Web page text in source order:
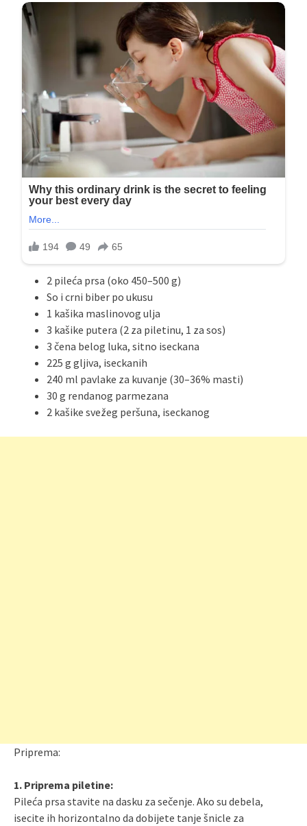
2 pileća prsa (oko 450–500 g)
So i crni biber po ukusu
1 kašika maslinovog ulja
3 kašike putera (2 za piletinu, 1 za sos)
3 čena belog luka, sitno iseckana
225 g gljiva, iseckanih
240 ml pavlake za kuvanje (30–36% masti)
30 g rendanog parmezana
2 kašike svežeg peršuna, iseckanog
Priprema:
1. Priprema piletine:
Pileća prsa stavite na dasku za sečenje. Ako su debela,
isecite ih horizontalno da dobijete tanje šnicle za